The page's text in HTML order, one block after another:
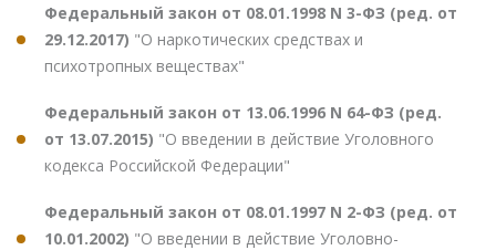
Федеральный закон от 08.01.1998 N 3-ФЗ (ред. от
29.12.2017) "О наркотических средствах и
психотропных веществах"
Федеральный закон от 13.06.1996 N 64-ФЗ (ред.
от 13.07.2015) "О введении в действие Уголовного
кодекса Российской Федерации"
Федеральный закон от 08.01.1997 N 2-ФЗ (ред. от
10.01.2002) "О введении в действие Уголовно-